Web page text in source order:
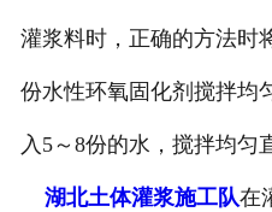
灌浆料时，正确的方法时
份水性环氧固化剂搅拌均
入5～8份的水，搅拌均匀
湖北土体灌浆施工队在